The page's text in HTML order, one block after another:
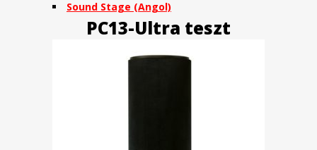
Sound Stage (Angol)
PC13-Ultra teszt